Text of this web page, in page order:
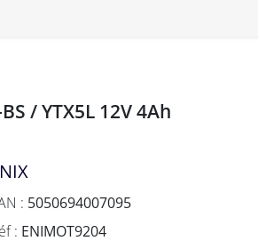
/ YTX5L 12V 4Ah
: 5050694007095
: ENIMOT9204